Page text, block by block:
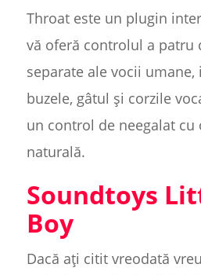
Throat este un plugin
vă oferă controlul a patru
separate ale vocii umane,
buzele, gâtul și corzile
un control de neegalat cu
naturală.
Soundtoys
Boy
Dacă ați citit vreodată